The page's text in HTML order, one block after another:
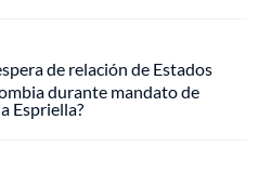
de relación de Estados
durante mandato de
Espriella?